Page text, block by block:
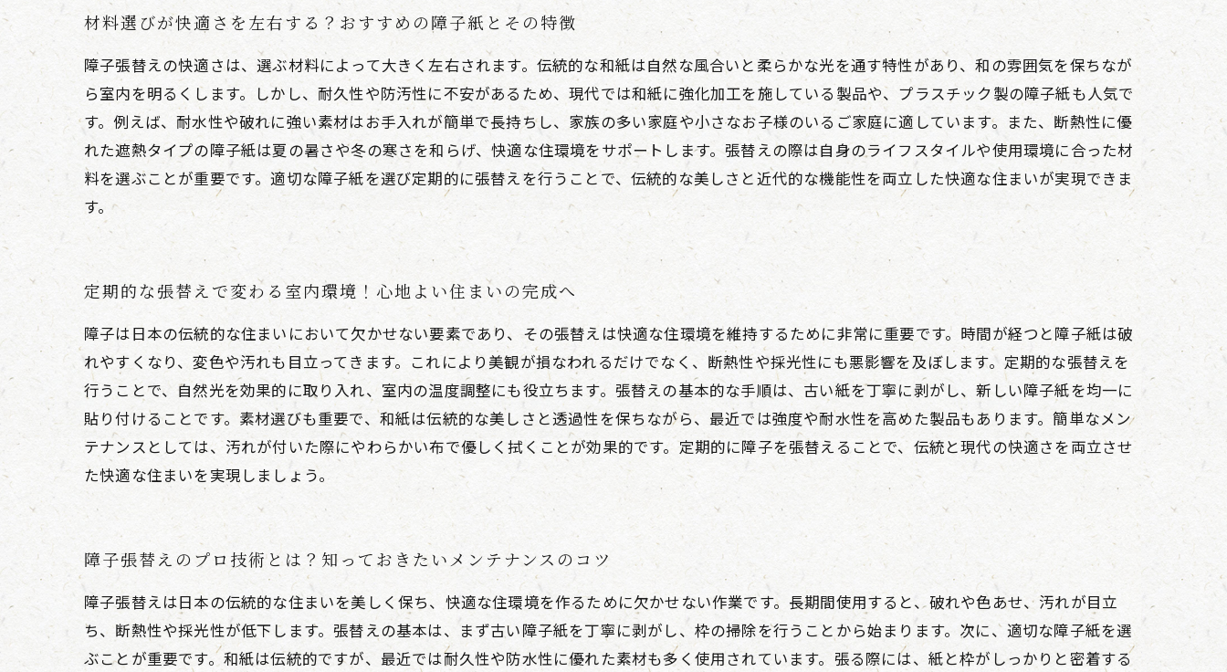
材料選びが快適さを左右する？おすすめの障子紙とその特徴
障子張替えの快適さは、選ぶ材料によって大きく左右されます。伝統的な和紙は自然な風合いと柔らかな光を通す特性があり、和の雰囲気を保ちなが
ら室内を明るくします。しかし、耐久性や防汚性に不安があるため、現代では和紙に強化加工を施している製品や、プラスチック製の障子紙も人気で
す。例えば、耐水性や破れに強い素材はお手入れが簡単で長持ちし、家族の多い家庭や小さなお子様のいるご家庭に適しています。また、断熱性に優
れた遮熱タイプの障子紙は夏の暑さや冬の寒さを和らげ、快適な住環境をサポートします。張替えの際は自身のライフスタイルや使用環境に合った材
料を選ぶことが重要です。適切な障子紙を選び定期的に張替えを行うことで、伝統的な美しさと近代的な機能性を両立した快適な住まいが実現できま
す。
定期的な張替えで変わる室内環境！心地よい住まいの完成へ
障子は日本の伝統的な住まいにおいて欠かせない要素であり、その張替えは快適な住環境を維持するために非常に重要です。時間が経つと障子紙は破
れやすくなり、変色や汚れも目立ってきます。これにより美観が損なわれるだけでなく、断熱性や採光性にも悪影響を及ぼします。定期的な張替えを
行うことで、自然光を効果的に取り入れ、室内の温度調整にも役立ちます。張替えの基本的な手順は、古い紙を丁寧に剥がし、新しい障子紙を均一に
貼り付けることです。素材選びも重要で、和紙は伝統的な美しさと透過性を保ちながら、最近では強度や耐水性を高めた製品もあります。簡単なメン
テナンスとしては、汚れが付いた際にやわらかい布で優しく拭くことが効果的です。定期的に障子を張替えることで、伝統と現代の快適さを両立させ
た快適な住まいを実現しましょう。
障子張替えのプロ技術とは？知っておきたいメンテナンスのコツ
障子張替えは日本の伝統的な住まいを美しく保ち、快適な住環境を作るために欠かせない作業です。長期間使用すると、破れや色あせ、汚れが目立
ち、断熱性や採光性が低下します。張替えの基本は、まず古い障子紙を丁寧に剥がし、枠の掃除を行うことから始まります。次に、適切な障子紙を選
ぶことが重要です。和紙は伝統的ですが、最近では耐久性や防水性に優れた素材も多く使用されています。張る際には、紙と枠がしっかりと密着する